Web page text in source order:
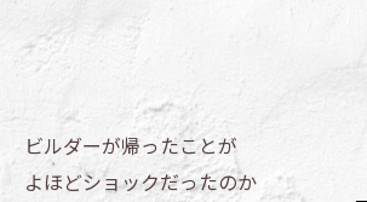
ビルダーが帰ったことが
よほどショックだったのか